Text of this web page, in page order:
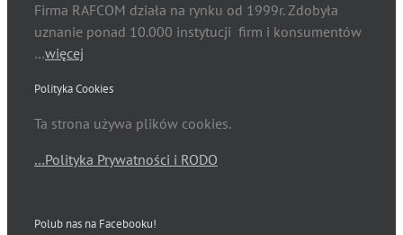
Firma RAFCOM działa na rynku od 1999r. Zdobyła
uznanie ponad 10.000 instytucji firm i konsumentów
…więcej
Polityka Cookies
Ta strona używa plików cookies.
…Polityka Prywatności i RODO
Polub nas na Facebooku!